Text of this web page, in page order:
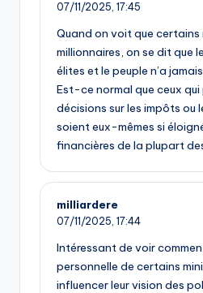
07/11/2025, 17:45
Quand on voit que certains
millionnaires, on se dit que
élites et le peuple n’a
Est-ce normal que ceux qui
décisions sur les impôts ou
soient eux-mêmes si
financières de la plupart
milliardere
07/11/2025, 17:44
Intéressant de voir
personnelle de certains
influencer leur vision des